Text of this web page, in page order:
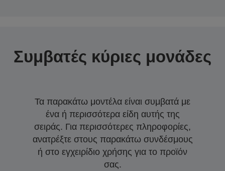
Συμβατές κύριες μονάδες
Τα παρακάτω μοντέλα είναι συμβατά με
ένα ή περισσότερα είδη αυτής της
σειράς. Για περισσότερες πληροφορίες,
ανατρέξτε στους παρακάτω συνδέσμους
ή στο εγχειρίδιο χρήσης για το προϊόν
σας.